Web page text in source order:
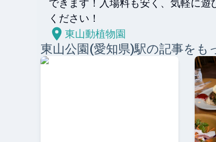
できます！入場料も安く、気軽に
ください！
東山動植物園
東山公園(愛知県)駅の記事をも